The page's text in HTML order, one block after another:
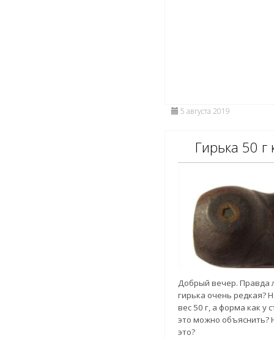
5 августа 2019
Гирька 50 г
Добрый вечер. Правда
гирька очень редкая?
вес 50 г, а форма как у
это можно объяснить?
это?